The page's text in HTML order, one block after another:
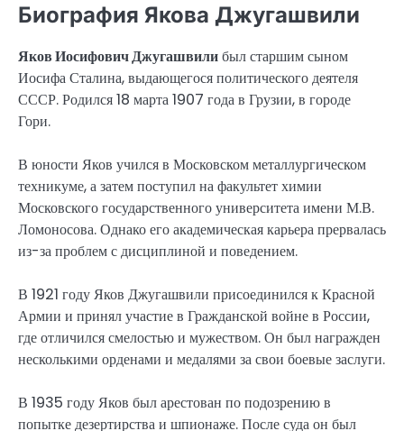
Биография Якова Джугашвили
Яков Иосифович Джугашвилибыл старшим сыном
Иосифа Сталина, выдающегося политического деятеля
СССР. Родился 18 марта 1907 года в Грузии, в городе
Гори.
В юности Яков учился в Московском металлургическом
техникуме, а затем поступил на факультет химии
Московского государственного университета имени М.В.
Ломоносова. Однако его академическая карьера прервалась
из-за проблем с дисциплиной и поведением.
В 1921 году Яков Джугашвили присоединился к Красной
Армии и принял участие в Гражданской войне в России,
где отличился смелостью и мужеством. Он был награжден
несколькими орденами и медалями за свои боевые заслуги.
В 1935 году Яков был арестован по подозрению в
попытке дезертирства и шпионаже. После суда он был